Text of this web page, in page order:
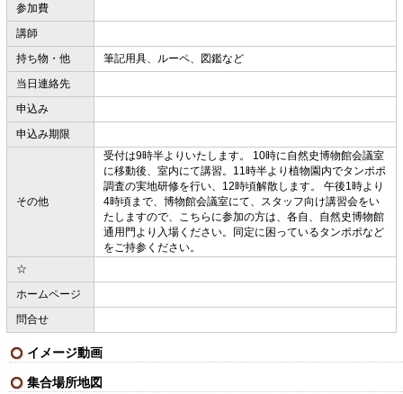
参加費
講師
持ち物・他
筆記用具、ルーペ、図鑑など
当日連絡先
申込み
申込み期限
その他
受付は9時半よりいたします。 10時に自然史博物館会議室
に移動後、室内にて講習。11時半より植物園内でタンポポ
調査の実地研修を行い、12時頃解散します。 午後1時より
4時頃まで、博物館会議室にて、スタッフ向け講習会をい
たしますので、こちらに参加の方は、各自、自然史博物館
通用門より入場ください。同定に困っているタンポポなど
をご持参ください。
☆
ホームページ
問合せ
イメージ動画
集合場所地図